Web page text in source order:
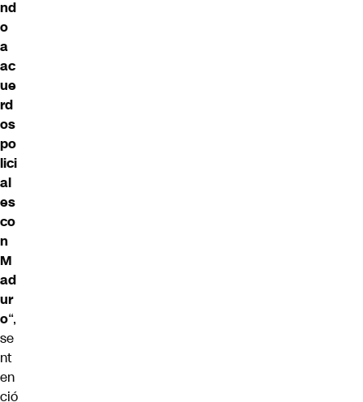
nd
o
a
ac
ue
rd
os
po
lici
al
es
co
n
M
ad
ur
o“,
se
nt
en
ció